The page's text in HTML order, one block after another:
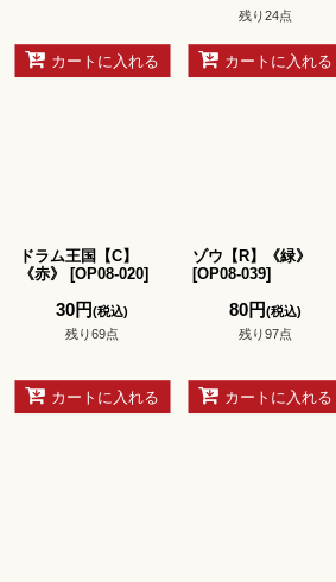
カートに入れる
残り24点
カートに入れる
ドラム王国【C】
《赤》
[OP08-020]
30円(税込)
残り69点
カートに入れる
ゾウ【R】《緑》
[OP08-039]
80円(税込)
残り97点
カートに入れる